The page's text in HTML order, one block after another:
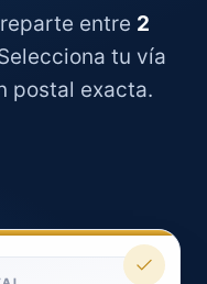
entre 2
tu vía
postal exacta.